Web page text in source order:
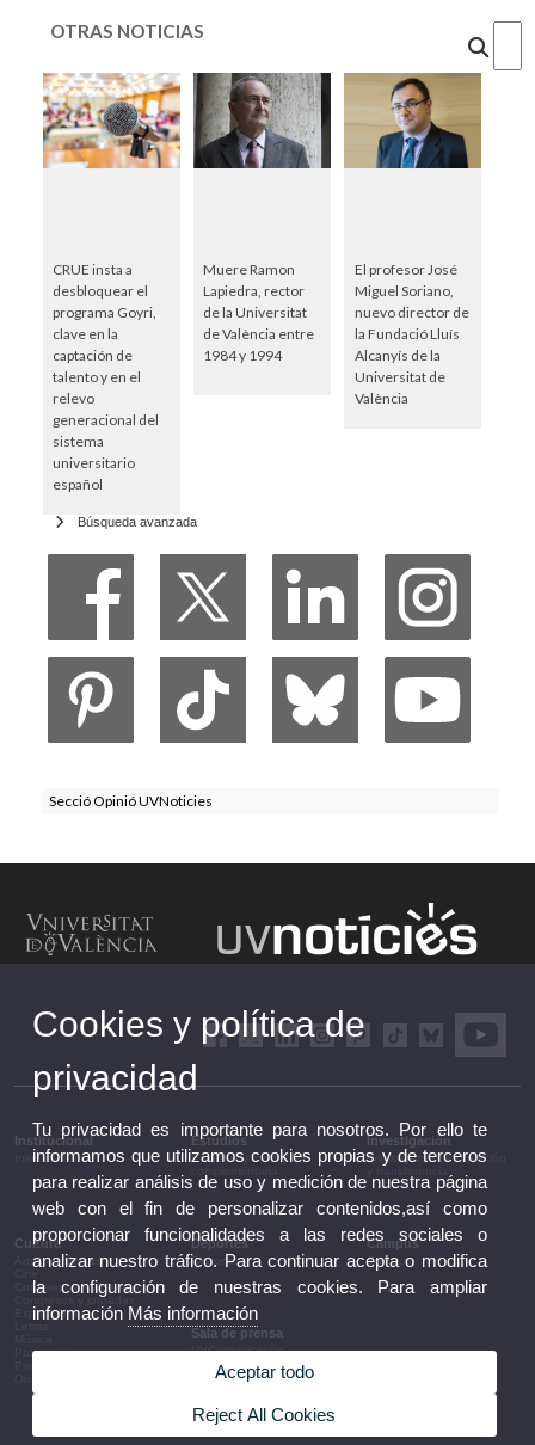
OTRAS NOTICIAS
CRUE insta a
desbloquear el
programa Goyri,
clave en la
captación de
talento y en el
relevo
generacional del
sistema
universitario
español
Muere Ramon
Lapiedra, rector
de la Universitat
de València entre
1984 y 1994
El profesor José
Miguel Soriano,
nuevo director de
la Fundació Lluís
Alcanyís de la
Universitat de
València
Búsqueda avanzada
Secció Opinió UVNoticies
Institucional
Institucional
Estudios
Estudios y formación
Investigación
Investigación, innovación
Cultura
Artes escénicas
Conferencias y debates
Congresos y jornadas
Exposiciones
Patrimonio
Deportes
Deportes
Campus
Campus
Sala de prensa
UVComunicación
Notas de prensa
Agenda de gobierno
Información corporativa
Cookies y política de
privacidad
Tu privacidad es importante para nosotros. Por ello te
informamos que utilizamos cookies propias y de terceros
para realizar análisis de uso y medición de nuestra página
web con el fin de personalizar contenidos,así como
proporcionar funcionalidades a las redes sociales o
analizar nuestro tráfico. Para continuar acepta o modifica
la configuración de nuestras cookies. Para ampliar
información Más información
Aceptar todo
Reject All Cookies